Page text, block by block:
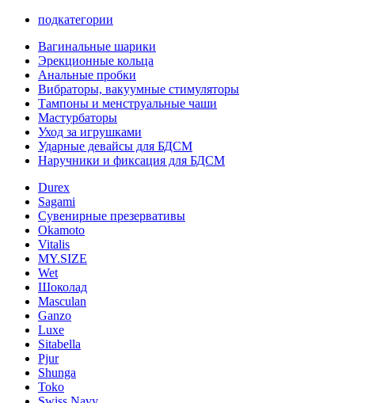
подкатегории
Вагинальные шарики
Эрекционные кольца
Анальные пробки
Вибраторы, вакуумные стимуляторы
Тампоны и менструальные чаши
Мастурбаторы
Уход за игрушками
Ударные девайсы для БДСМ
Наручники и фиксация для БДСМ
Durex
Sagami
Сувенирные презервативы
Okamoto
Vitalis
MY.SIZE
Wet
Шоколад
Masculan
Ganzo
Luxe
Sitabella
Pjur
Shunga
Toko